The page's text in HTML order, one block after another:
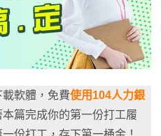
軟體，免費使用104人力銀
本篇完成你的第一份打工履